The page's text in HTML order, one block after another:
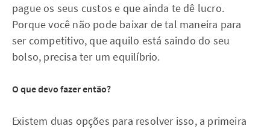
pague os seus custos e que ainda te dê lucro.
Porque você não pode baixar de tal maneira para
ser competitivo, que aquilo está saindo do seu
bolso, precisa ter um equilíbrio.
O que devo fazer então?
Existem duas opções para resolver isso, a primeira